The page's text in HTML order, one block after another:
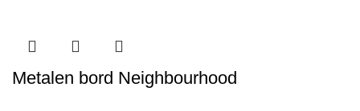
Metalen bord Neighbourhood